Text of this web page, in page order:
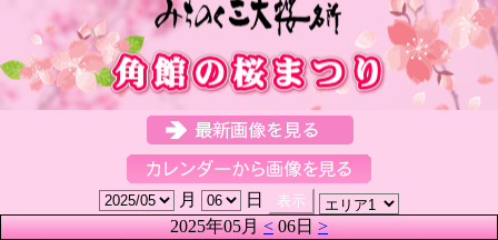
月
日
2025年05月<06日>